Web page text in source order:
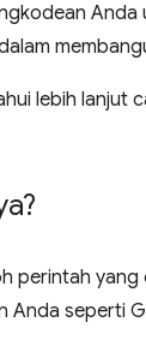
Anda
lebih lanjut
perintah yang
Anda seperti